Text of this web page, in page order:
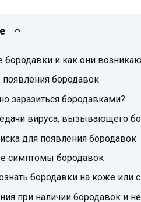
бородавки и как они
бородавок
заразиться бородавками?
вируса, вызывающего
для появления бородавок
симптомы бородавок
бородавки на коже или
при наличии бородавок и